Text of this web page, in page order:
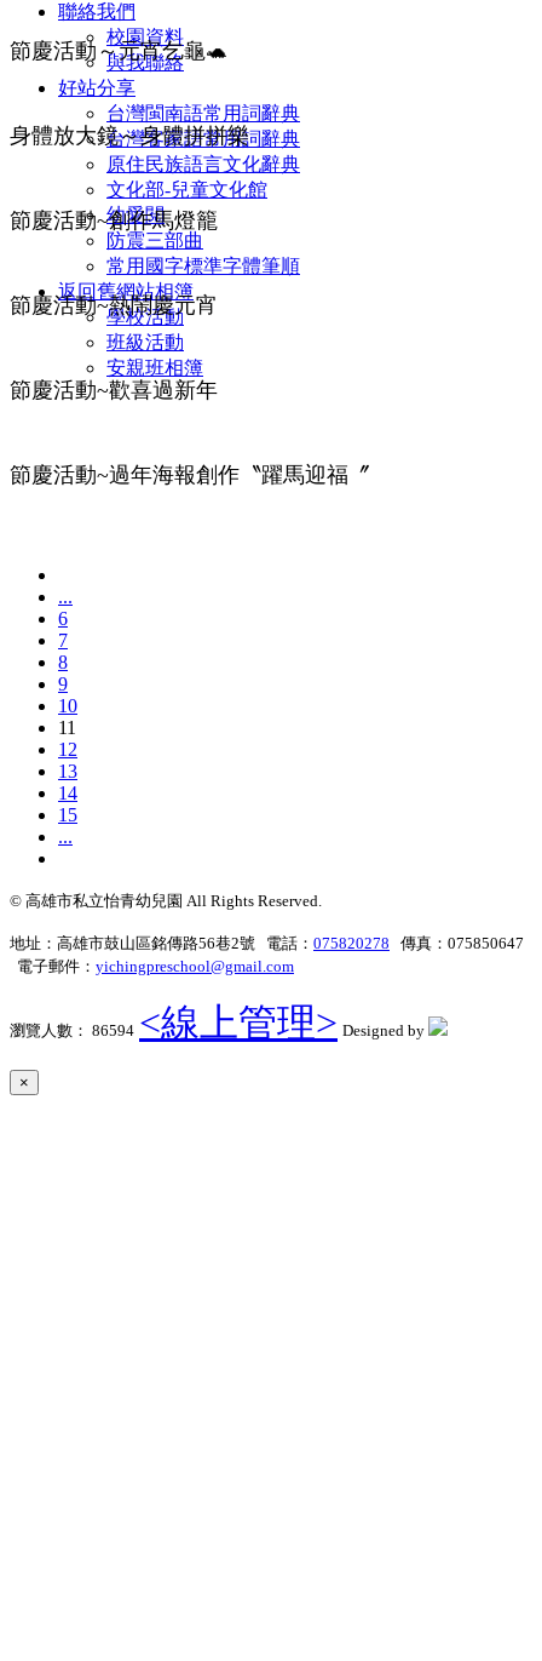
聯絡我們
校園資料
與我聯絡
好站分享
台灣閩南語常用詞辭典
台灣客家語常用詞辭典
原住民族語言文化辭典
文化部-兒童文化館
幼愛閱
防震三部曲
常用國字標準字體筆順
返回舊網站相簿
學校活動
班級活動
安親班相簿
節慶活動～元宵乞龜🐢
身體放大鏡～身體拼拼樂
節慶活動~創作馬燈籠
節慶活動~熱鬧慶元宵
節慶活動~歡喜過新年
節慶活動~過年海報創作〝躍馬迎福〞
...
6
7
8
9
10
11
12
13
14
15
...
© 高雄市私立怡青幼兒園 All Rights Reserved.
地址：高雄市鼓山區銘傳路56巷2號 電話： 075820278 傳真：075850647
電子郵件： yichingpreschool@gmail.com
瀏覽人數： 86594 <線上管理> Designed by
×